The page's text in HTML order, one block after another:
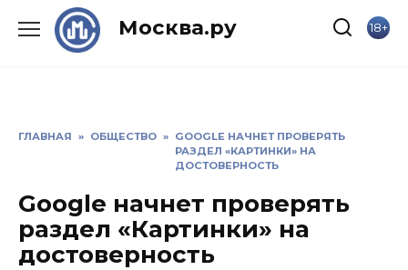
Москва.ру 18+
ГЛАВНАЯ » ОБЩЕСТВО » GOOGLE НАЧНЕТ ПРОВЕРЯТЬ
РАЗДЕЛ «КАРТИНКИ» НА
ДОСТОВЕРНОСТЬ
Google начнет проверять
раздел «Картинки» на
достоверность